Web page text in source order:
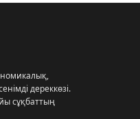
дереккөзі.
сұқбаттың